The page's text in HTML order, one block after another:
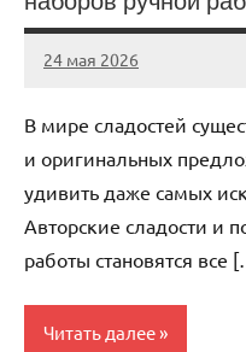
24 мая 2026
Avtor
Нет
В мире сладостей
и оригинальных
удивить даже самых
Авторские сладости и
работы становятся все
Читать далее